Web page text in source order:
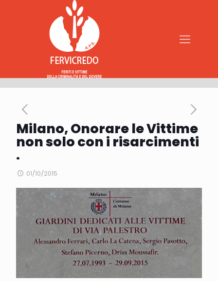
Milano, Onorare le Vittime
non solo con i risarcimenti
.
01/10/2015